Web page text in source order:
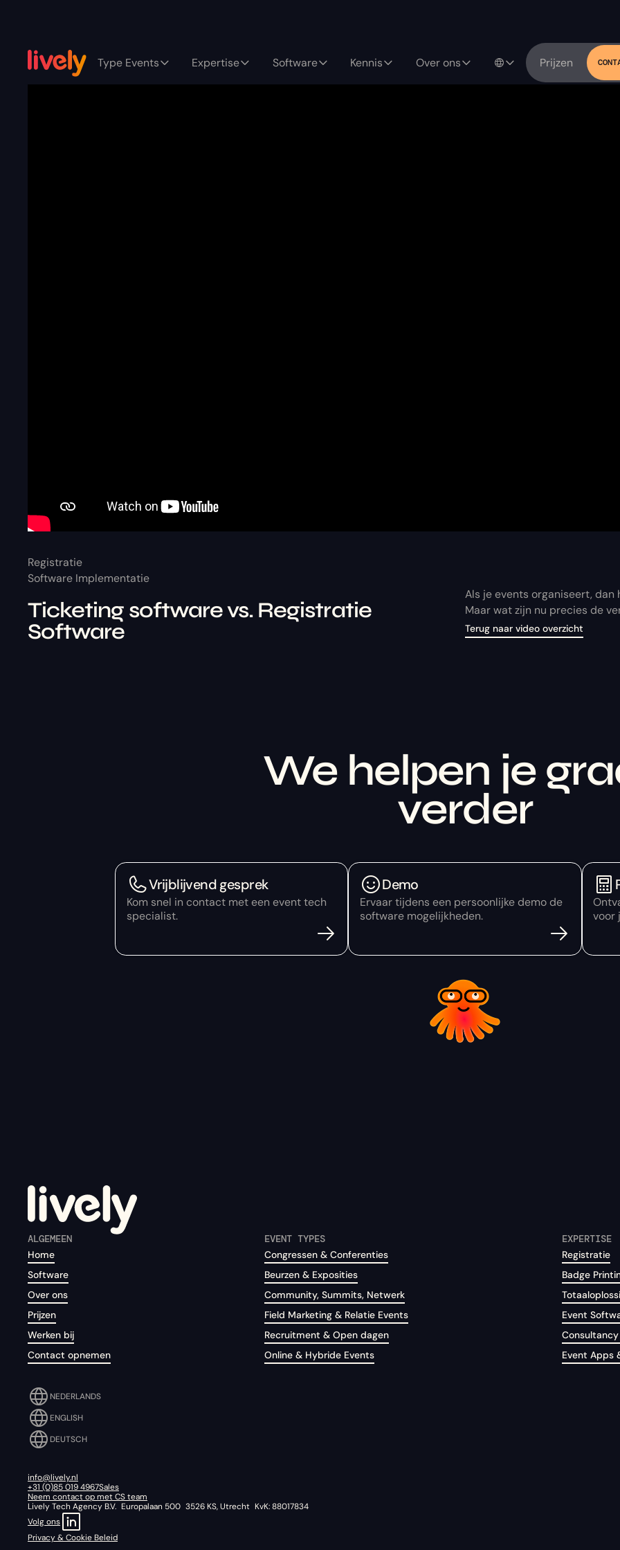
Type Events Expertise Software Kennis Over ons Prijzen
Registratie
Software Implementatie
Ticketing software vs. Registratie
Software
Als je events organiseert,
Maar wat zijn nu precies de
Terug naar video overzicht
We helpen je
verder
Vrijblijvend gesprek
Kom snel in contact met een event tech
specialist.
Demo
Ervaar tijdens een persoonlijke demo de
software mogelijkheden.
voor
ALGEMEEN
Home
Software
Over ons
Prijzen
Werken bij
Contact opnemen
EVENT TYPES
Congressen & Conferenties
Beurzen & Exposities
Community, Summits, Netwerk
Field Marketing & Relatie Events
Recruitment & Open dagen
Online & Hybride Events
EXPERTISE
Registratie
Badge
Event
Event Apps
NEDERLANDS
ENGLISH
DEUTSCH
info@lively.nl
+31 (0)85 019 4967Sales
Neem contact op met CS team
Lively Tech Agency B.V. Europalaan 500 3526 KS, Utrecht KvK: 88017834
Volg ons
Privacy & Cookie Beleid